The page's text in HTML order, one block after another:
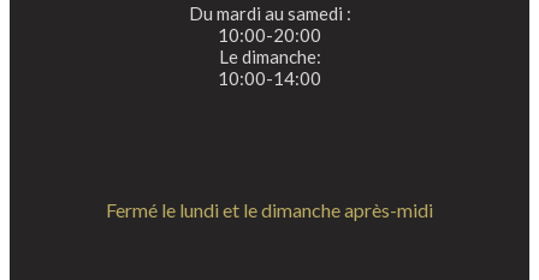
Du mardi au samedi :
10:00-20:00
Le dimanche:
10:00-14:00
Fermé le lundi et le dimanche après-midi